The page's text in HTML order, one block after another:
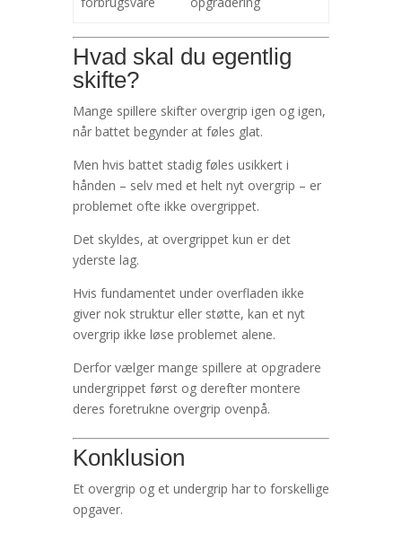
Hvad skal du egentlig
skifte?
Mange spillere skifter overgrip igen og igen,
når battet begynder at føles glat.
Men hvis battet stadig føles usikkert i
hånden – selv med et helt nyt overgrip – er
problemet ofte ikke overgrippet.
Det skyldes, at overgrippet kun er det
yderste lag.
Hvis fundamentet under overfladen ikke
giver nok struktur eller støtte, kan et nyt
overgrip ikke løse problemet alene.
Derfor vælger mange spillere at opgradere
undergrippet først og derefter montere
deres foretrukne overgrip ovenpå.
Konklusion
Et overgrip og et undergrip har to forskellige
opgaver.